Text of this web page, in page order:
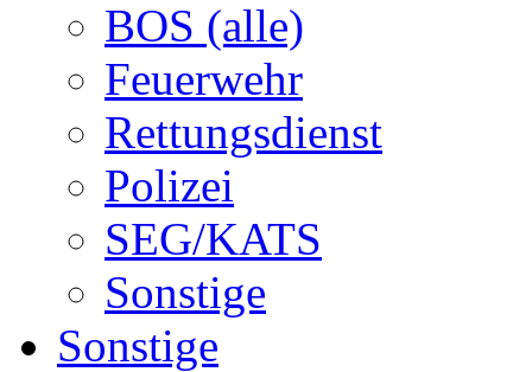
BOS (alle)
Feuerwehr
Rettungsdienst
Polizei
SEG/KATS
Sonstige
Sonstige